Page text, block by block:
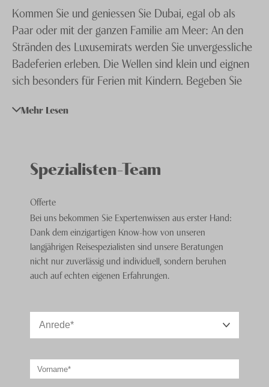
Knecht Gruppe
AGB
Impressum
Jobs
Kommen Sie und geniessen Sie Dubai, egal ob als
Paar oder mit der ganzen Familie am Meer: An den
Stränden des Luxusemirats werden Sie unvergessliche
Badeferien erleben. Die Wellen sind klein und eignen
sich besonders für Ferien mit Kindern. Begeben Sie
geniessen Sie den Burj Al Arab Beach, den perfekten
Sie in stilvollen Zimmern und Suiten der vielen
Hotels
Meer.
Verbinden Sie Ihre Badeferien mit einemAusflug in
die Wüsteoder besuchen Sie einen der vielen
Freizeit- oder Wasserparks. Entspannen Sie auf
Geniessen Sie Dubai Aufenthalt am Al Sufouh Beach
oder dem Anantara Beach. Gönnen Sie sich im Spa
Ihres Hotels eine Auszeit für Körper und Seele.
Mehr Lesen
Spezialisten-Team
Offerte
Bei uns bekommen Sie Expertenwissen aus erster Hand:
Dank dem einzigartigen Know-how von unseren
langjährigen Reisespezialisten sind unsere Beratungen
nicht nur zuverlässig und individuell, sondern beruhen
auch auf echten eigenen Erfahrungen.